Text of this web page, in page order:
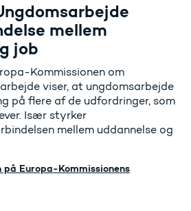
mellem
job
Kommissionen om
viser, at ungdomsarbejde
på flere af de udfordringer, som
Især styrker
mellem uddannelse og
Europa-Kommissionens